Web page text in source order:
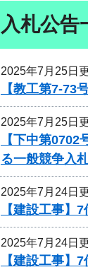
入札公告
2025年7月25日
【教工第7-73
2025年7月25日
【下中第
る一般競争入
2025年7月24日
【建設工事】
2025年7月24日
【建設工事】